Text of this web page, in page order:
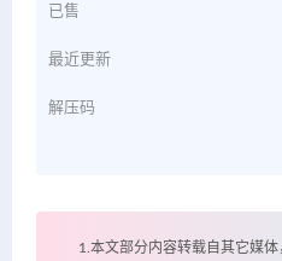
已售
最近更新
解压码
1.本文部分内容转载自其它媒